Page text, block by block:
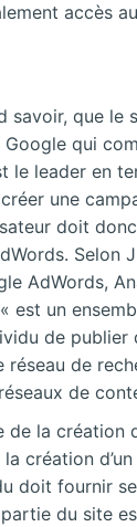
accès
savoir, que le
qui
le leader en
une
doit
Selon
AdWords,
est un
de publier
réseau de
de
de la création
création
doit fournir
du site